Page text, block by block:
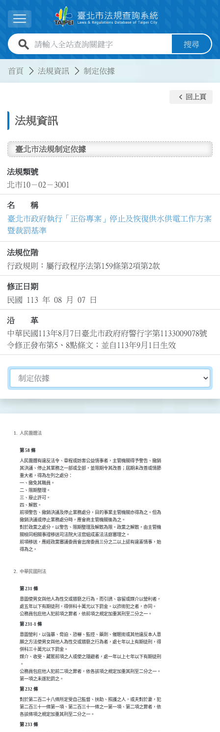
展開選單
全站查詢關鍵字欄位 搜尋
首頁 法規資訊 制定依據
法規資訊
keyboard_arrow_left 回上頁
臺北市法規制定依據
法規類號
北市10－02－3001
名 稱
臺北市政府執行「正俗專案」停止及恢復供水供電工作方案
暨裁罰基準
法規位階
行政規則：屬行政程序法第159條第2項第2款
修正日期
民國 113 年 08 月 07 日
沿 革
中華民國113年8月7日臺北市政府府警行字第1133009078號
令修正發布第5、8點條文；並自113年9月1日生效
切換選擇法規資訊內容
人民團體法
第 58 條
人民團體有違反法令、章程或妨害公益情事者，主管機關得予警告、撤銷
其決議、停止其業務之一部或全部，並限期令其改善；屆期未改善或情節
重大者，得為左列之處分：
一、撤免其職員。
二、限期整理。
三、廢止許可。
四、解散。
前項警告、撤銷決議及停止業務處分，目的事業主管機關亦得為之。但為
撤銷決議或停止業務處分時，應會商主管機關後為之。
對於政黨之處分，以警告、限期整理及解散為限。政黨之解散，由主管機
關檢同相關事證移送司法院大法官組成憲法法庭審理之。
前項移送，應經政黨審議委員會出席委員三分之二以上認有違憲情事，始
得為之。
中華民國刑法
第 231 條
意圖使男女與他人為性交或猥褻之行為，而引誘、容留或媒介以營利者，
處五年以下有期徒刑，得併科十萬元以下罰金。以詐術犯之者，亦同。
公務員包庇他人犯前項之罪者，依前項之規定加重其刑至二分之一。
第 231-1 條
意圖營利，以強暴、脅迫、恐嚇、監控、藥劑、催眠術或其他違反本人意
願之方法使男女與他人為性交或猥褻之行為者，處七年以上有期徒刑，得
併科三十萬元以下罰金。
媒介、收受、藏匿前項之人或使之隱避者，處一年以上七年以下有期徒刑
。
公務員包庇他人犯前二項之罪者，依各該項之規定加重其刑至二分之一。
第一項之未遂犯罰之。
第 232 條
對於第二百二十八條所定受自己監督、扶助、照護之人，或夫對於妻，犯
第二百三十一條第一項、第二百三十一條之一第一項、第二項之罪者，依
各該條項之規定加重其刑至二分之一。
第 233 條